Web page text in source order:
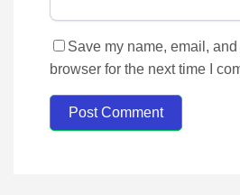
Save my name, email,
browser for the next time I
Post Comment